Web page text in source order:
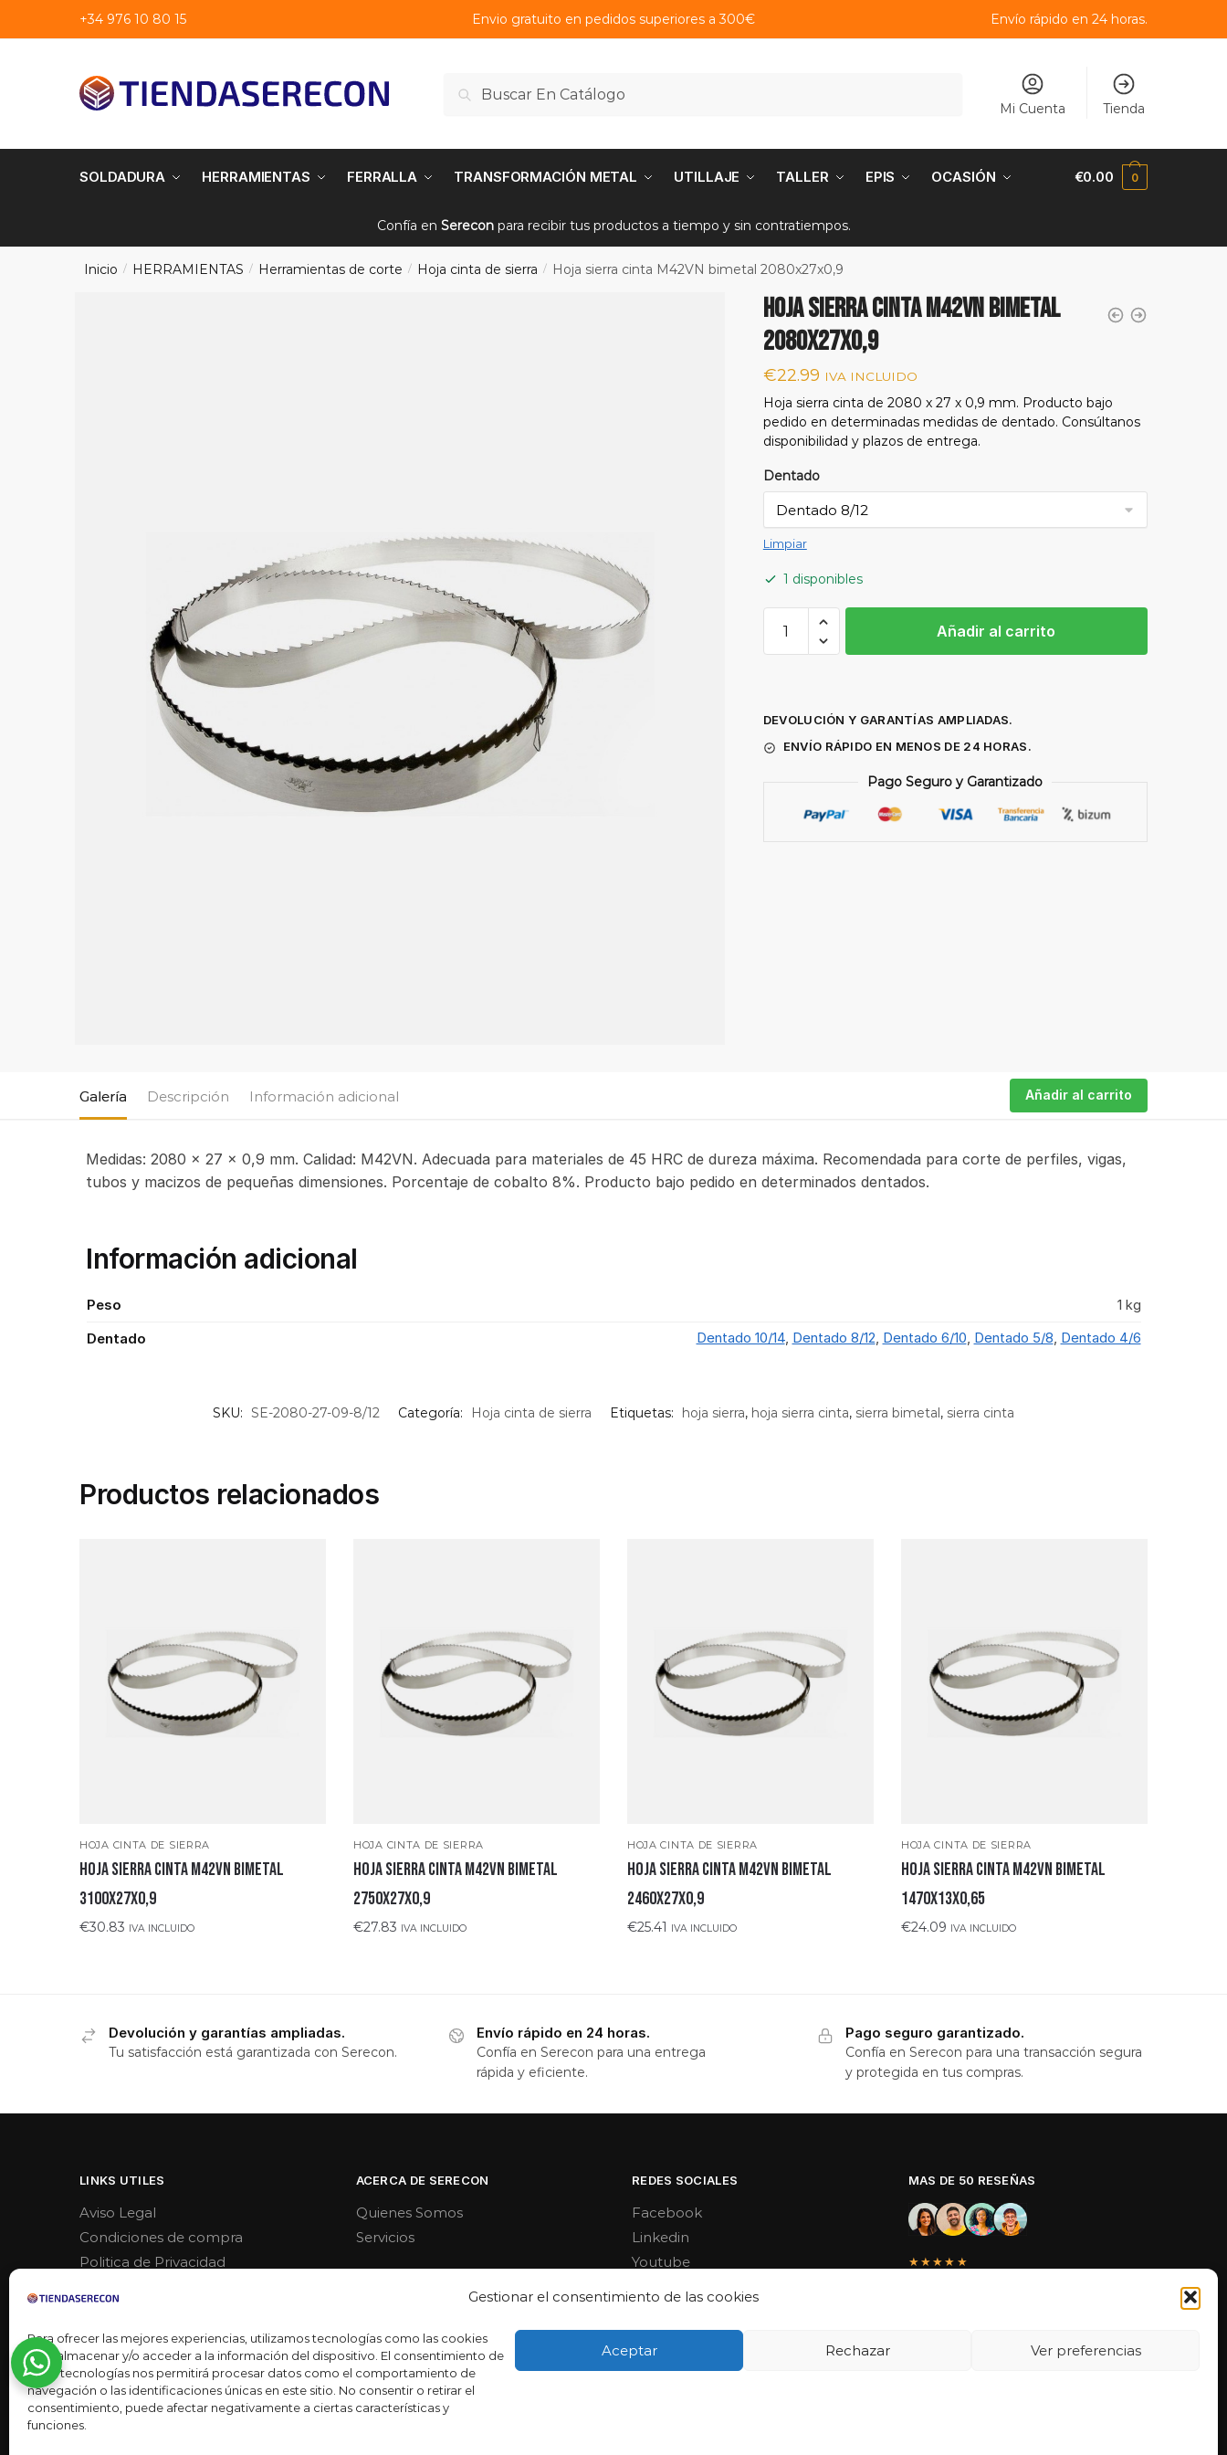
Gestionar el consentimiento de las cookies
Para ofrecer las mejores experiencias, utilizamos tecnologías como las cookies
para almacenar y/o acceder a la información del dispositivo. El consentimiento de
estas tecnologías nos permitirá procesar datos como el comportamiento de
navegación o las identificaciones únicas en este sitio. No consentir o retirar el
consentimiento, puede afectar negativamente a ciertas características y
funciones.
Aceptar Rechazar Ver preferencias
a
navegación
al
contenido
+34 976 10 80 15 Envio gratuito en pedidos superiores a 300€ Envío rápido en 24 horas.
Buscar
Buscar
Mi Cuenta Tienda
SOLDADURA HERRAMIENTAS FERRALLA TRANSFORMACIÓN METAL UTILLAJE TALLER EPIS OCASIÓN €0.00 0
Confía en Sereconpara recibir tus productos a tiempo y sin contratiempos.
Inicio / HERRAMIENTAS / Herramientas de corte / Hoja cinta de sierra / Hoja sierra cinta M42VN bimetal 2080x27x0,9
Hoja sierra cinta M42VN bimetal
2080x27x0,9
€22.99 IVA INCLUIDO
Hoja sierra cinta de 2080 x 27 x 0,9 mm. Producto bajo
pedido en determinadas medidas de dentado. Consúltanos
disponibilidad y plazos de entrega.
Dentado
Limpiar
1 disponibles
Hoja
sierra
bimetal
Añadir al carrito
DEVOLUCIÓN Y GARANTÍAS AMPLIADAS.
ENVÍO RÁPIDO EN MENOS DE 24 HORAS.
Pago Seguro y Garantizado
Galería Descripción Información adicional Añadir al carrito
Medidas: 2080 x 27 x 0,9 mm. Calidad: M42VN. Adecuada para materiales de 45 HRC de dureza máxima. Recomendada para corte de perfiles, vigas,
tubos y macizos de pequeñas dimensiones. Porcentaje de cobalto 8%. Producto bajo pedido en determinados dentados.
Información adicional
Peso
1 kg
Dentado
Dentado 10/14, Dentado 8/12 Dentado 6/10 Dentado 5/8 Dentado 4/6
SKU: SE-2080-27-09-8/12 Categoría: Hoja cinta de sierra Etiquetas: hoja sierra, hoja sierra cinta, sierra bimetal, sierra cinta
Productos relacionados
HOJA CINTA DE SIERRA
Hoja sierra cinta M42VN bimetal
3100x27x0,9
€30.83 IVA INCLUIDO
HOJA CINTA DE SIERRA
Hoja sierra cinta M42VN bimetal
2750x27x0,9
€27.83 IVA INCLUIDO
HOJA CINTA DE SIERRA
Hoja sierra cinta M42VN bimetal
2460x27x0,9
€25.41 IVA INCLUIDO
HOJA CINTA DE SIERRA
Hoja sierra cinta M42VN bimetal
1470x13x0,65
€24.09 IVA INCLUIDO
Devolución y garantías ampliadas.
Tu satisfacción está garantizada con Serecon.
Envío rápido en 24 horas.
Confía en Serecon para una entrega
rápida y eficiente.
Pago seguro garantizado.
Confía en Serecon para una transacción segura
y protegida en tus compras.
LINKS UTILES
Aviso Legal
Condiciones de compra
Politica de Privacidad
ACERCA DE SERECON
Quienes Somos
Servicios
REDES SOCIALES
Facebook
Linkedin
Youtube
MAS DE 50 RESEÑAS
★★★★★
entrega en un día. ¡Estoy muy
satisfecha con la atención al cliente y